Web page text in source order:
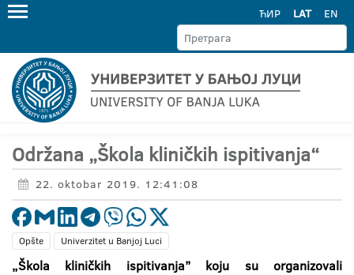
ЋИР LAT EN
Održana „Škola kliničkih ispitivanja“
22. oktobar 2019. 12:41:08
Opšte Univerzitet u Banjoj Luci
„Škola kliničkih ispitivanja’’ koju su organizovali